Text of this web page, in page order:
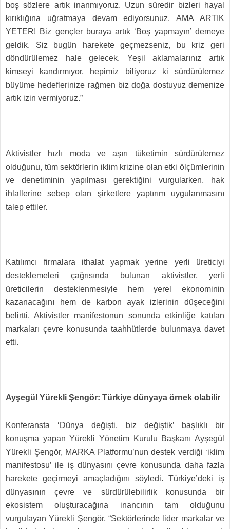
boş sözlere artık inanmıyoruz. Uzun süredir bizleri hayal
kırıklığına uğratmaya devam ediyorsunuz. AMA ARTIK
YETER! Biz gençler buraya artık ‘Boş yapmayın’ demeye
geldik. Siz bugün harekete geçmezseniz, bu kriz geri
döndürülemez hale gelecek. Yeşil aklamalarınız artık
kimseyi kandırmıyor, hepimiz biliyoruz ki sürdürülemez
büyüme hedeflerinize rağmen biz doğa dostuyuz demenize
artık izin vermiyoruz.”
Aktivistler hızlı moda ve aşırı tüketimin sürdürülemez
olduğunu, tüm sektörlerin iklim krizine olan etki ölçümlerinin
ve denetiminin yapılması gerektiğini vurgularken, hak
ihlallerine sebep olan şirketlere yaptırım uygulanmasını
talep ettiler.
Katılımcı firmalara ithalat yapmak yerine yerli üreticiyi
desteklemeleri çağrısında bulunan aktivistler, yerli
üreticilerin desteklenmesiyle hem yerel ekonominin
kazanacağını hem de karbon ayak izlerinin düşeceğini
belirtti. Aktivistler manifestonun sonunda etkinliğe katılan
markaları çevre konusunda taahhütlerde bulunmaya davet
etti.
Ayşegül Yürekli Şengör: Türkiye dünyaya örnek olabilir
Konferansta ‘Dünya değişti, biz değiştik’ başlıklı bir
konuşma yapan Yürekli Yönetim Kurulu Başkanı Ayşegül
Yürekli Şengör, MARKA Platformu’nun destek verdiği ‘iklim
manifestosu’ ile iş dünyasını çevre konusunda daha fazla
harekete geçirmeyi amaçladığını söyledi. Türkiye’deki iş
dünyasının çevre ve sürdürülebilirlik konusunda bir
ekosistem oluşturacağına inancının tam olduğunu
vurgulayan Yürekli Şengör, “Sektörlerinde lider markalar ve